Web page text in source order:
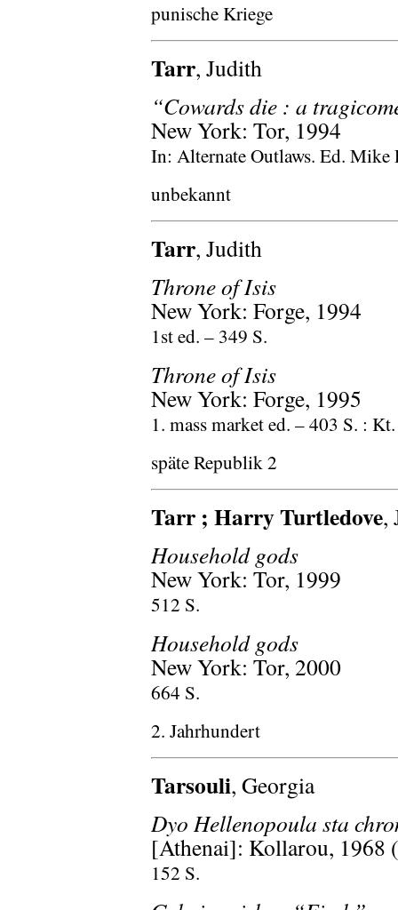
punische Kriege
Tarr, Judith
“Cowards die : a
New York: Tor, 1994
In: Alternate Outlaws. Ed. Mike
unbekannt
Tarr, Judith
Throne of Isis
New York: Forge, 1994
1st ed. – 349 S.
Throne of Isis
New York: Forge, 1995
1. mass market ed. – 403 S. :
späte Republik 2
Tarr ; Harry Turtledove,
Household gods
New York: Tor, 1999
512 S.
Household gods
New York: Tor, 2000
664 S.
2. Jahrhundert
Tarsouli, Georgia
Dyo Hellenopoula sta
[Athenai]: Kollarou, 1968
152 S.